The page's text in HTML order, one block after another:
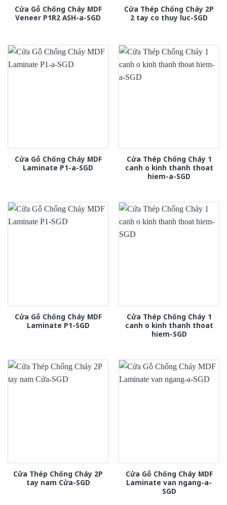
Cửa Gỗ Chống Cháy MDF
Veneer P1R2 ASH-a-SGD
Cửa Thép Chống Cháy 2P
2 tay co thuy luc-SGD
Cửa Gỗ Chống Cháy MDF
Laminate P1-a-SGD
Cửa Thép Chống Cháy 1
canh o kinh thanh thoat
hiem-a-SGD
Cửa Gỗ Chống Cháy MDF
Laminate P1-SGD
Cửa Thép Chống Cháy 1
canh o kinh thanh thoat
hiem-SGD
Cửa Thép Chống Cháy 2P
tay nam Cửa-SGD
Cửa Gỗ Chống Cháy MDF
Laminate van ngang-a-
SGD